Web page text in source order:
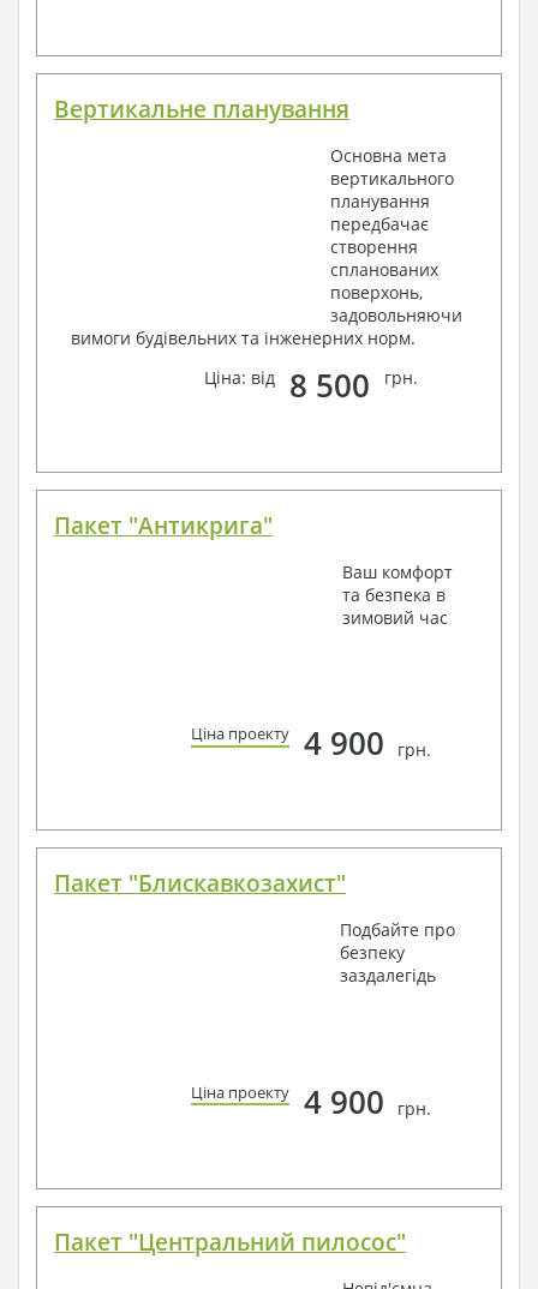
Вертикальне планування
Основна мета
вертикального
планування
передбачає
створення
спланованих
поверхонь,
задовольняючи
вимоги будівельних та інженерних норм.
Ціна: від
8 500 грн.
Пакет "Антикрига"
Ваш комфорт
та безпека в
зимовий час
Ціна проекту 4 900 грн.
Пакет "Блискавкозахист"
Подбайте про
безпеку
заздалегідь
Ціна проекту 4 900 грн.
Пакет "Центральний пилосос"